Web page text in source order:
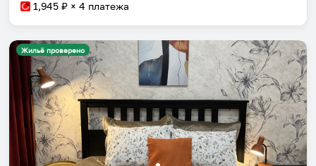
1,945 ₽ × 4 платежа
Жильё проверено